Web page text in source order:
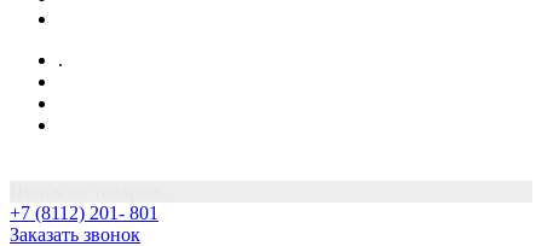
.
+7 (8112) 201- 801
Заказать звонок